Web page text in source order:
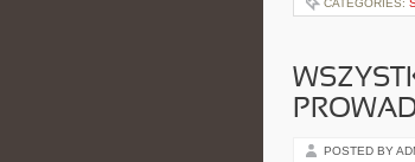
CATEGORIES:
POSTED BY